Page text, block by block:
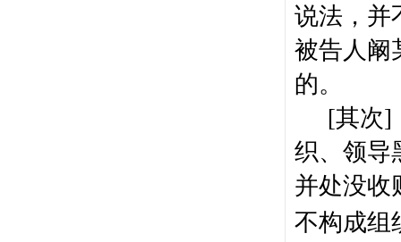
说法，并
被告人阚
的。
[其次]
织、领导
并处没收
不构成组